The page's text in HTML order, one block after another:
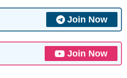
Join Now
Join Now